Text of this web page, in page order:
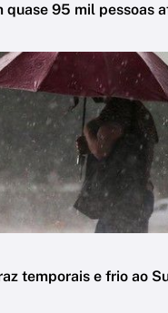
quase 95 mil pessoas
temporais e frio ao